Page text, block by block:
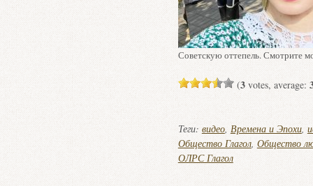
Советскую оттепель. Смотрите
(3votes, average:
Теги: видео, Времена и Эпохи,
Общество Глагол, Общество
ОЛРС Глагол